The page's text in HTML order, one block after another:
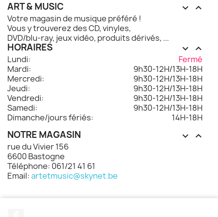
ART & MUSIC  
Votre magasin de musique préféré !
Vous y trouverez des CD, vinyles,
DVD/blu-ray, jeux vidéo, produits dérivés, ...
HORAIRES  
Lundi:
Fermé
Mardi:
9h30-12H/13H-18H
Mercredi:
9h30-12H/13H-18H
Jeudi:
9h30-12H/13H-18H
Vendredi:
9h30-12H/13H-18H
Samedi:
9h30-12H/13H-18H
Dimanche/jours fériés:
14H-18H
NOTRE MAGASIN  
rue du Vivier 156
6600 Bastogne
Téléphone: 061/21 41 61
Email:artetmusic@skynet.be